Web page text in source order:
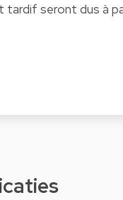
tardif seront dus à